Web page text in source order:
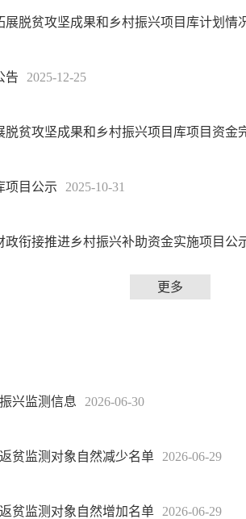
展脱贫攻坚成果和乡村振兴项目库计划情
告 2025-12-25
脱贫攻坚成果和乡村振兴项目库项目资金
项目公示 2025-10-31
政衔接推进乡村振兴补助资金实施项目公
更多
兴监测信息 2026-06-30
贫监测对象自然减少名单 2026-06-29
贫监测对象自然增加名单 2026-06-29